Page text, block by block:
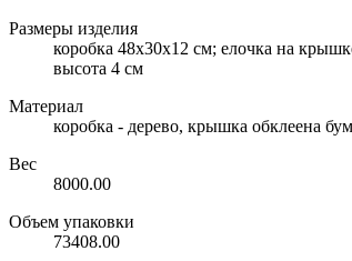
Размеры изделия
коробка 48х30х12 см; елочка на
высота 4 см
Материал
коробка - дерево, крышка обклеена
Вес
8000.00
Объем упаковки
73408.00